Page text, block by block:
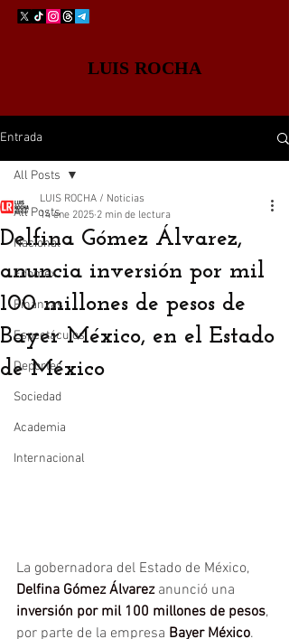
LUIS ROCHA
Entrada
All Posts
Nacional
Edomex
Finanzas
Espectáculos
Deportes
Sociedad
Academia
Internacional
All Posts
Delfina Gómez Álvarez,
anuncia inversión por mil
100 millones de pesos de
Bayer México, en el Estado
de México
LUIS ROCHA / Noticias
14 ene 2025 2 min de lectura
La gobernadora del Estado de México,
Delfina Gómez Álvarez anunció una
inversión por mil 100 millones de pesos,
por parte de la empresa Bayer México.